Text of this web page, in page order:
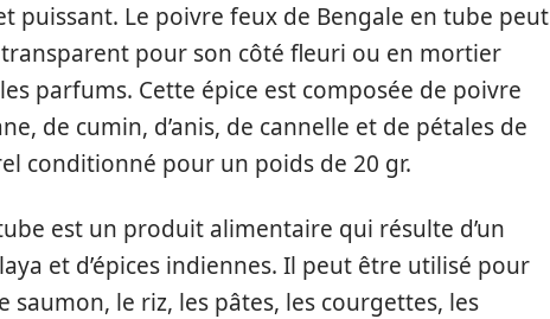
puissant. Le poivre feux de Bengale en tube peut
pour son côté fleuri ou en mortier
parfums. Cette épice est composée de poivre
de cumin, d’anis, de cannelle et de pétales de
conditionné pour un poids de 20 gr.
est un produit alimentaire qui résulte d’un
et d’épices indiennes. Il peut être utilisé pour
saumon, le riz, les pâtes, les courgettes, les